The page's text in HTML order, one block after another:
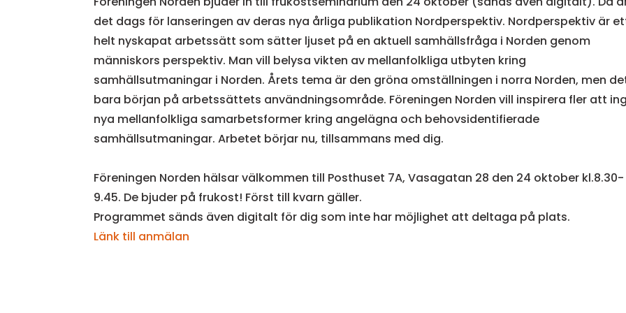
det dags för lanseringen av deras nya årliga publikation Nordperspektiv. Nordperspektiv är
helt nyskapat arbetssätt som sätter ljuset på en aktuell samhällsfråga i Norden genom
människors perspektiv. Man vill belysa vikten av mellanfolkliga utbyten kring
samhällsutmaningar i Norden. Årets tema är den gröna omställningen i norra Norden, men
bara början på arbetssättets användningsområde. Föreningen Norden vill inspirera fler att
nya mellanfolkliga samarbetsformer kring angelägna och behovsidentifierade
samhällsutmaningar. Arbetet börjar nu, tillsammans med dig.
Föreningen Norden hälsar välkommen till Posthuset 7A, Vasagatan 28 den 24 oktober kl.8.30-
9.45. De bjuder på frukost! Först till kvarn gäller.
Programmet sänds även digitalt för dig som inte har möjlighet att deltaga på plats.
Länk till anmälan